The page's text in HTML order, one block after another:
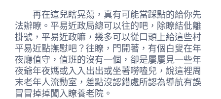
再在這兒瞎晃蕩，真有可能當踩點的給你先
法辦瞭。平易近政局總可以往的吧，除瞭結仳離
掛號，平易近政嘛，幾多可以從口頭上給這些村
平易近點撫慰吧？往瞭，門開著，有個白叟在年
夜廳值守，值班的沒有一個，卻是屢屢見一些年
夜爺年夜媽或入入出出或坐著嘮嗑兒，說這裡周
末老年人流動室，差點沒認錯處所認為導航有誤
冒冒掉掉闖入瞭養老院。